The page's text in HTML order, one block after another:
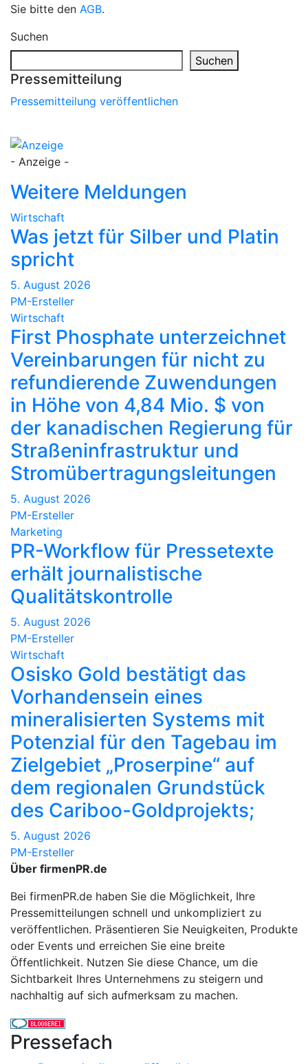
Sie bitte den AGB.
Suchen
Suchen
Pressemitteilung
Pressemitteilung veröffentlichen
- Anzeige -
Weitere Meldungen
Wirtschaft
Was jetzt für Silber und Platin
spricht
5. August 2026
PM-Ersteller
Wirtschaft
First Phosphate unterzeichnet
Vereinbarungen für nicht zu
refundierende Zuwendungen
in Höhe von 4,84 Mio. $ von
der kanadischen Regierung für
Straßeninfrastruktur und
Stromübertragungsleitungen
5. August 2026
PM-Ersteller
Marketing
PR-Workflow für Pressetexte
erhält journalistische
Qualitätskontrolle
5. August 2026
PM-Ersteller
Wirtschaft
Osisko Gold bestätigt das
Vorhandensein eines
mineralisierten Systems mit
Potenzial für den Tagebau im
Zielgebiet „Proserpine“ auf
dem regionalen Grundstück
des Cariboo-Goldprojekts;
5. August 2026
PM-Ersteller
Über firmenPR.de
Bei firmenPR.de haben Sie die Möglichkeit, Ihre
Pressemitteilungen schnell und unkompliziert zu
veröffentlichen. Präsentieren Sie Neuigkeiten, Produkte
oder Events und erreichen Sie eine breite
Öffentlichkeit. Nutzen Sie diese Chance, um die
Sichtbarkeit Ihres Unternehmens zu steigern und
nachhaltig auf sich aufmerksam zu machen.
Pressefach